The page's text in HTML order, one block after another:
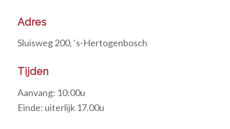
Adres
Sluisweg 200, ‘s-Hertogenbosch
Tijden
Aanvang: 10:00u
Einde: uiterlijk 17.00u